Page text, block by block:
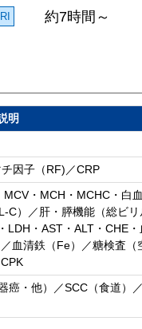
約7時間～
明
因子（RF)／CRP
・MCH・MCHC・白
C）／肝・膵機能（総ビ
LDH・AST・ALT・CHE
血清鉄（Fe）／糖検査（
癌・他）／SCC（食道）